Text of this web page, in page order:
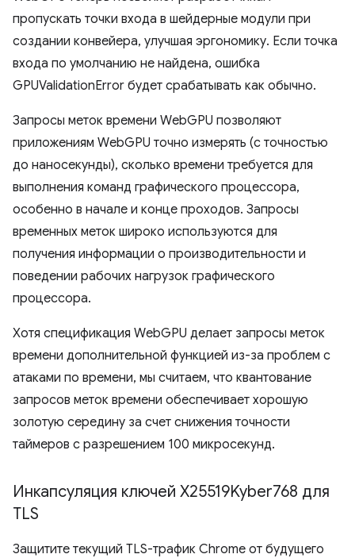
пропускать точки входа в шейдерные модули при
создании конвейера, улучшая эргономику. Если точка
входа по умолчанию не найдена, ошибка
GPUValidationError будет срабатывать как обычно.
Запросы меток времени WebGPU позволяют
приложениям WebGPU точно измерять (с точностью
до наносекунды), сколько времени требуется для
выполнения команд графического процессора,
особенно в начале и конце проходов. Запросы
временных меток широко используются для
получения информации о производительности и
поведении рабочих нагрузок графического
процессора.
Хотя спецификация WebGPU делает запросы меток
времени дополнительной функцией из-за проблем с
атаками по времени, мы считаем, что квантование
запросов меток времени обеспечивает хорошую
золотую середину за счет снижения точности
таймеров с разрешением 100 микросекунд.
Инкапсуляция ключей X25519Kyber768 для
TLS
Защитите текущий TLS-трафик Chrome от будущего